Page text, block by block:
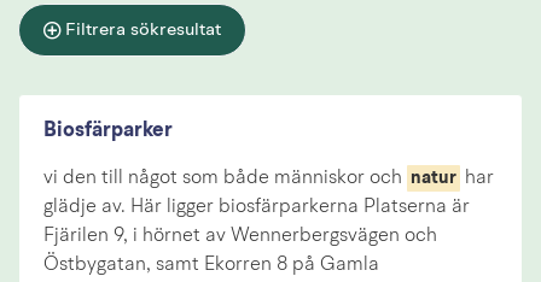
Filtrera sökresultat
Biosfärparker
vi den till något som både människor och natur har
glädje av. Här ligger biosfärparkerna Platserna är
Fjärilen 9, i hörnet av Wennerbergsvägen och
Östbygatan, samt Ekorren 8 på Gamla